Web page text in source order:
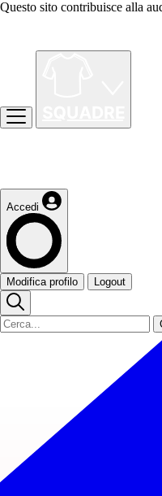
Questo sito contribuisce alla
Accedi
Modifica profilo Logout